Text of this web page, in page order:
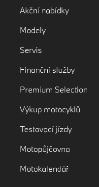
Akční nabídky
Modely
Servis
Finanční služby
Premium Selection
Výkup motocyklů
Testovací jízdy
Motopůjčovna
Motokalendář